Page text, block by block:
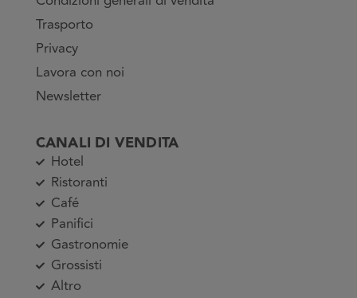
Trasporto
Privacy
Lavora con noi
Newsletter
CANALI DI VENDITA
Hotel
Ristoranti
Café
Panifici
Gastronomie
Grossisti
Altro